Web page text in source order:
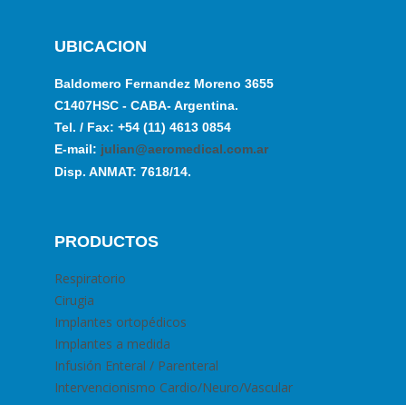
UBICACION
Baldomero Fernandez Moreno 3655
C1407HSC - CABA- Argentina.
Tel. / Fax: +54 (11) 4613 0854
E-mail: julian@aeromedical.com.ar
Disp. ANMAT: 7618/14.
PRODUCTOS
Respiratorio
Cirugia
Implantes ortopédicos
Implantes a medida
Infusión Enteral / Parenteral
Intervencionismo Cardio/Neuro/Vascular